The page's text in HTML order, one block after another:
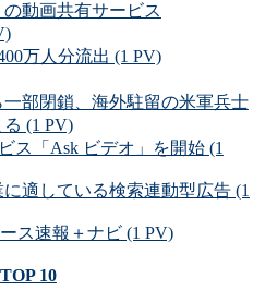
動画共有サービス
万人分流出 (1 PV)
部閉鎖、海外駐留の米軍兵士
(1 PV)
ス「Ask ビデオ」を開始 (1
適している検索連動型広告 (1
ス速報＋ナビ (1 PV)
10